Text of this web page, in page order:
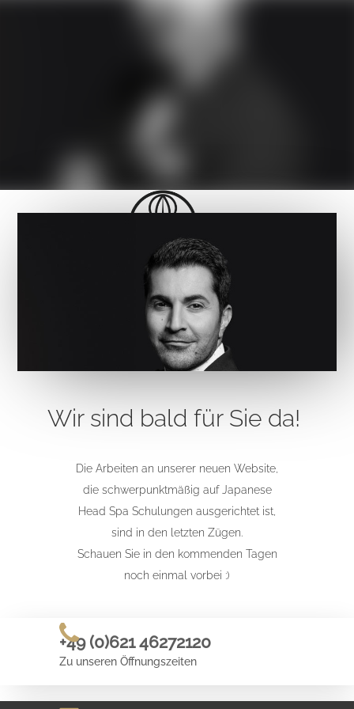
Wir sind bald für Sie da!
Die Arbeiten an unserer neuen Website,
die schwerpunktmäßig auf Japanese
Head Spa Schulungen ausgerichtet ist,
sind in den letzten Zügen.
Schauen Sie in den kommenden Tagen
noch einmal vorbei :)
+49 (0)621 46272120
Zu unseren Öffnungszeiten